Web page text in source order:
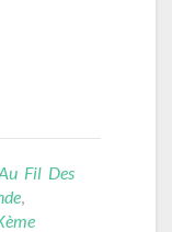
Fil Des
,